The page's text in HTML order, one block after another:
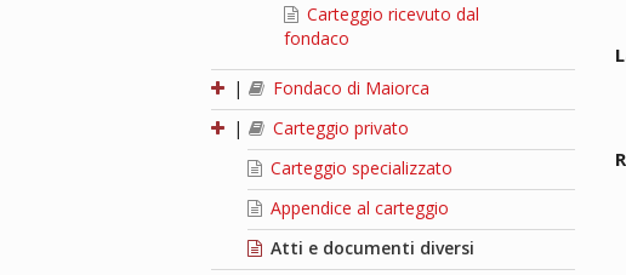
Carteggio ricevuto dal
fondaco
|
Fondaco di Maiorca
|
Carteggio privato
Carteggio specializzato
Appendice al carteggio
Atti e documenti diversi